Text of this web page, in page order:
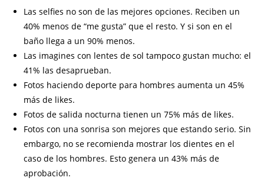
Las selfies no son de las mejores opciones. Reciben un
40% menos de “me gusta” que el resto. Y si son en el
baño llega a un 90% menos.
Las imagines con lentes de sol tampoco gustan mucho: el
41% las desaprueban.
Fotos haciendo deporte para hombres aumenta un 45%
más de likes.
Fotos de salida nocturna tienen un 75% más de likes.
Fotos con una sonrisa son mejores que estando serio. Sin
embargo, no se recomienda mostrar los dientes en el
caso de los hombres. Esto genera un 43% más de
aprobación.